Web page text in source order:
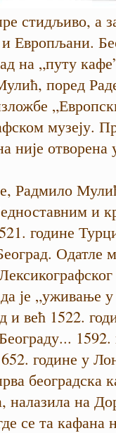
стидљиво, а
Европљани.
на „путу
поред
музеју.
није отворена
Радмило
и
године
Одатле
је „уживање
и већ 1522.
1592.
године у
београдска
налазила на
се та кафана